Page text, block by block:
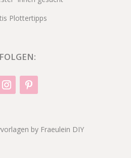
Plottertipps
FOLGEN:
by Fraeulein DIY